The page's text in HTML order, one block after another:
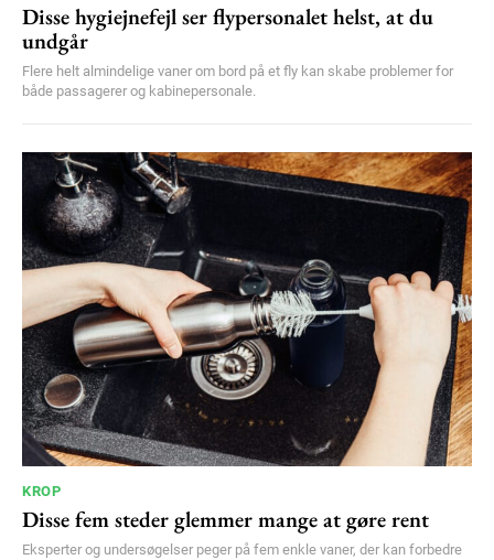
Disse hygiejnefejl ser flypersonalet helst, at du
undgår
Flere helt almindelige vaner om bord på et fly kan skabe problemer for
både passagerer og kabinepersonale.
KROP
Disse fem steder glemmer mange at gøre rent
Eksperter og undersøgelser peger på fem enkle vaner, der kan forbedre